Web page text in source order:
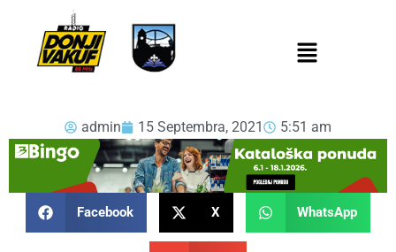
admin 15 Septembra, 2021 5:51 am
Facebook X WhatsApp